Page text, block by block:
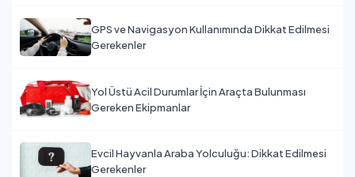
GPS ve Navigasyon Kullanımında Dikkat Edilmesi
Gerekenler
Yol Üstü Acil Durumlar İçin Araçta Bulunması
Gereken Ekipmanlar
Evcil Hayvanla Araba Yolculuğu: Dikkat Edilmesi
Gerekenler